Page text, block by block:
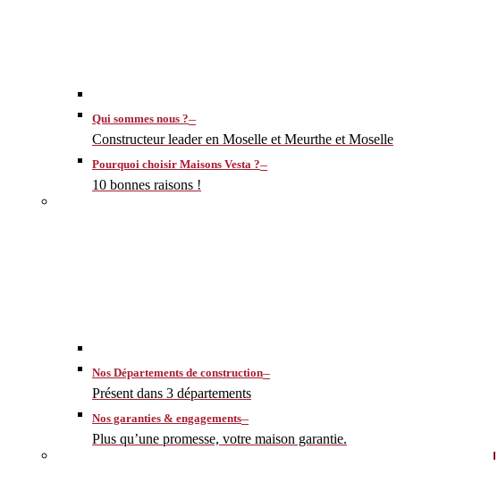
Qui sommes nous ?–
Constructeur leader en Moselle et Meurthe et Moselle
Pourquoi choisir Maisons Vesta ?–
10 bonnes raisons !
Nos Départements de construction–
Présent dans 3 départements
Nos garanties & engagements–
Plus qu’une promesse, votre maison garantie.